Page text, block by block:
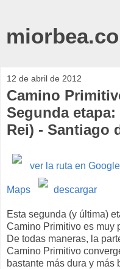
12 de abril de 2012
Camino
Segunda
Rei) - Santiago
ver la ruta en
Maps descargar
Esta segunda (y última)
Camino Primitivo es muy
De todas maneras, la
Camino Primitivo
bastante más dura y más